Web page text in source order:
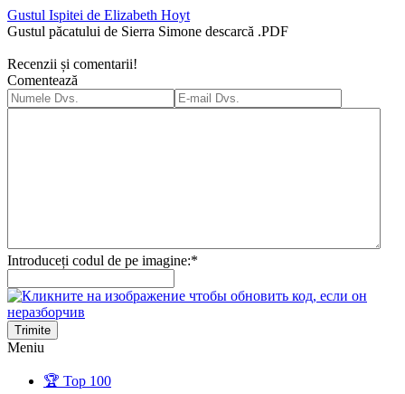
Gustul Ispitei de Elizabeth Hoyt
Gustul păcatului de Sierra Simone descarcă .PDF
Recenzii și comentarii!
Comentează
Introduceți codul de pe imagine:*
Trimite
Meniu
🏆 Top 100